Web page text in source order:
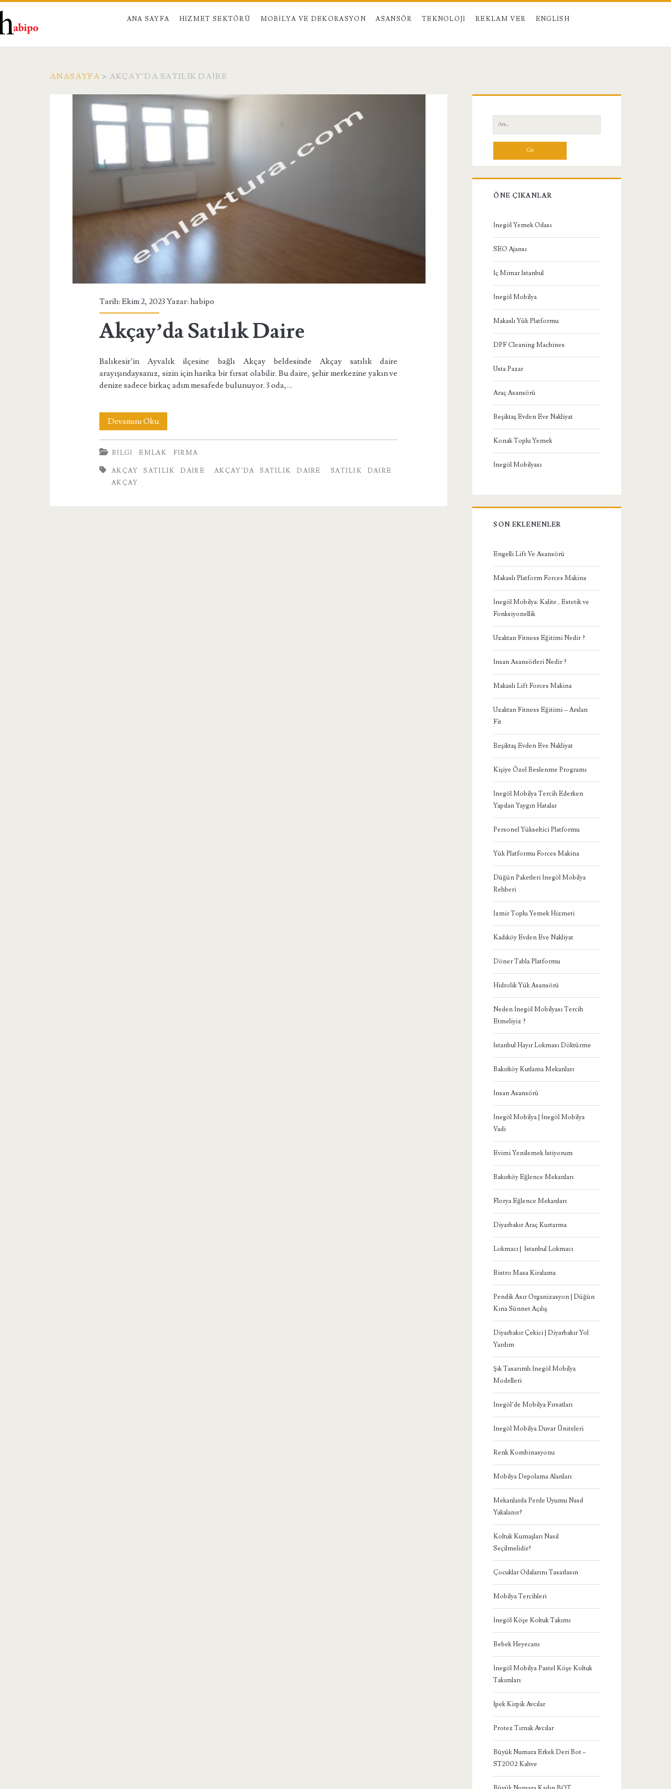
ANA SAYFA HIZMET SEKTÖRÜ MOBILYA VE DEKORASYON ASANSÖR TEKNOLOJI REKLAM VER ENGLISH
ANASAYFA > AKÇAY’DA SATILIK DAIRE
Etiket:
<span>Akçay’da
Satılık
Daire</span>
Tarih: Ekim 2, 2023 Yazar:habipo
Akçay’da Satılık Daire
Balıkesir’in Ayvalık ilçesine bağlı Akçay beldesinde Akçay satılık daire
arayışındaysanız, sizin için harika bir fırsat olabilir. Bu daire, şehir merkezine yakın ve
denize sadece birkaç adım mesafede bulunuyor. 3 oda,…
Devamını OkuAkçay’da
Satılık
Daire
BILGI EMLAK FIRMA
AKÇAY SATILIK DAIRE AKÇAY'DA SATILIK DAIRE
SATILIK DAIRE
AKÇAY
Yan
Menü
Ara:
ÖNE ÇIKANLAR
İnegöl Yemek Odası
SEO Ajansı
İç Mimar İstanbul
İnegöl Mobilya
Makaslı Yük Platformu
DPF Cleaning Machines
Usta Pazar
Araç Asansörü
Beşiktaş Evden Eve Nakliyat
Konak Toplu Yemek
İnegöl Mobilyası
SON EKLENENLER
Engelli Lift Ve Asansörü
Makaslı Platform Forces Makina
İnegöl Mobilya: Kalite , Estetik ve
Fonksiyonellik
Uzaktan Fitness Eğitimi Nedir ?
İnsan Asansörleri Nedir ?
Makaslı Lift Forces Makina
Uzaktan Fitness Eğitimi – Arslan
Fit
Beşiktaş Evden Eve Nakliyat
Kişiye Özel Beslenme Programı
İnegöl Mobilya Tercih Ederken
Yapılan Yaygın Hatalar
Personel Yükseltici Platformu
Yük Platformu Forces Makina
Düğün Paketleri İnegöl Mobilya
Rehberi
İzmir Toplu Yemek Hizmeti
Kadıköy Evden Eve Nakliyat
Döner Tabla Platformu
Hidrolik Yük Asansörü
Neden İnegöl Mobilyası Tercih
Etmeliyiz ?
İstanbul Hayır Lokması Döktürme
Bakırköy Kutlama Mekanları
İnsan Asansörü
İnegöl Mobilya | İnegöl Mobilya
Vadi
Evimi Yenilemek İstiyorum
Bakırköy Eğlence Mekanları
Florya Eğlence Mekanları
Diyarbakır Araç Kurtarma
Lokmacı | İstanbul Lokmacı
Bistro Masa Kiralama
Pendik Asır Organizasyon | Düğün
Kına Sünnet Açılış
Diyarbakır Çekici | Diyarbakır Yol
Yardım
Şık Tasarımlı İnegöl Mobilya
Modelleri
İnegöl’de Mobilya Fırsatları
İnegöl Mobilya Duvar Üniteleri
Renk Kombinasyonu
Mobilya Depolama Alanları
Mekanlarda Perde Uyumu Nasıl
Yakalanır?
Koltuk Kumaşları Nasıl
Seçilmelidir?
Çocuklar Odalarını Tasarlasın
Mobilya Tercihleri
İnegöl Köşe Koltuk Takımı
Bebek Heyecanı
İnegöl Mobilya Pastel Köşe Koltuk
Takımları
İpek Kirpik Avcılar
Protez Tırnak Avcılar
Büyük Numara Erkek Deri Bot –
ST2002 Kahve